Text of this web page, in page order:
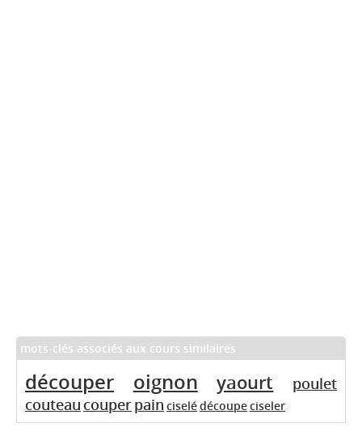
mots-clés associés aux cours similaires
découper oignon yaourt
poulet
couteau couperpain ciselédécoupeciseler